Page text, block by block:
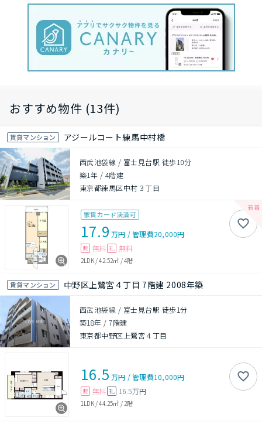
おすすめ物件 (13件)
賃貸マンション アジールコート練馬中村橋
西武池袋線 / 富士見台駅 徒歩10分
築1年 / 4階建
東京都練馬区中村３丁目
家賃カード決済可
17.9 万円 /管理費20,000円
敷 無料 礼 無料
2LDK/42.52㎡ /4階
賃貸マンション 中野区上鷺宮４丁目 7階建 2008年築
西武池袋線 / 富士見台駅 徒歩1分
築18年 /7階建
東京都中野区上鷺宮４丁目
16.5 万円 /管理費10,000円
敷 無料 礼 16.5万円
1LDK/44.25㎡ / 2階